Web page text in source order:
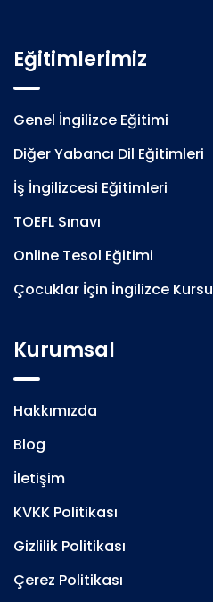
Eğitimlerimiz
Genel İngilizce Eğitimi
Diğer Yabancı Dil Eğitimleri
İş İngilizcesi Eğitimleri
TOEFL Sınavı
Online Tesol Eğitimi
Çocuklar İçin İngilizce Kursu
Kurumsal
Hakkımızda
Blog
İletişim
KVKK Politikası
Gizlilik Politikası
Çerez Politikası